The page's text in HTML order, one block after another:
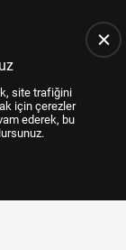
site trafiğini
için çerezler
ederek, bu